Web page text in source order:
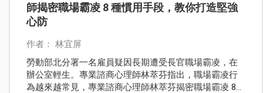
師揭密職場霸凌 8 種慣用手段，教你打造堅強
心防
作者： 林宜屏
勞動部北分署一名雇員疑因長期遭受長官職場霸凌，在
辦公室輕生。專業諮商心理師林萃芬指出，職場霸凌行
為越來越常見，專業諮商心理師林萃芬揭密職場霸凌 8